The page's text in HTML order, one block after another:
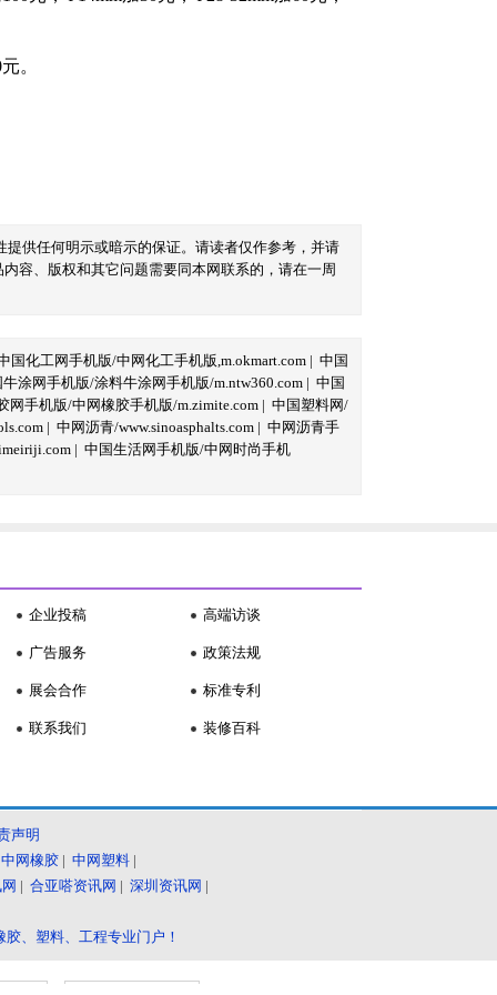
。
供任何明示或暗示的保证。请读者仅作参考，并请
容、版权和其它问题需要同本网联系的，请在一周
国化工网手机版/中网化工手机版,m.okmart.com | 中国
牛涂网手机版/涂料牛涂网手机版/m.ntw360.com | 中国
网手机版/中网橡胶手机版/m.zimite.com | 中国塑料网/
| 中网沥青/www.sinoasphalts.com | 中网沥青手
| 中国生活网手机版/中网时尚手机
企业投稿
广告服务
展会合作
联系我们
高端访谈
政策法规
标准专利
装修百科
声明
中网橡胶 | 中网塑料 |
| 合亚嗒资讯网 | 深圳资讯网 |
、塑料、工程专业门户！